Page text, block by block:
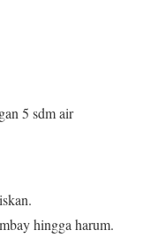
5 sdm air
hingga harum.